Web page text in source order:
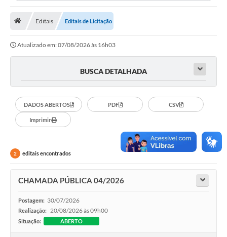
Atos Municipais
Transparência
Cadastros Culturais
Lei Paulo Gustavo
Aldir Blanc (PNAB)
e-SIC
Carta de Serviços
PROCON
SEBRAE
Editais Editais de Licitação
Atualizado em: 07/08/2026 às 16h03
BUSCA DETALHADA
DADOS ABERTOS PDF CSV
Imprimir
2 editais encontrados
CHAMADA PÚBLICA 04/2026
Postagem: 30/07/2026
Realização: 20/08/2026 às 09h00
Situação: ABERTO